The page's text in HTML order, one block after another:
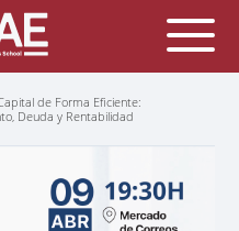
de Forma Eficiente:
Deuda y Rentabilidad